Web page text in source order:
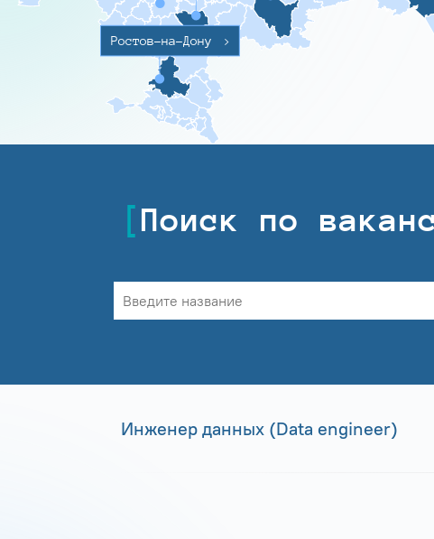
Ростов-на-Дону >
Поиск по
Инженер данных (Data engineer)